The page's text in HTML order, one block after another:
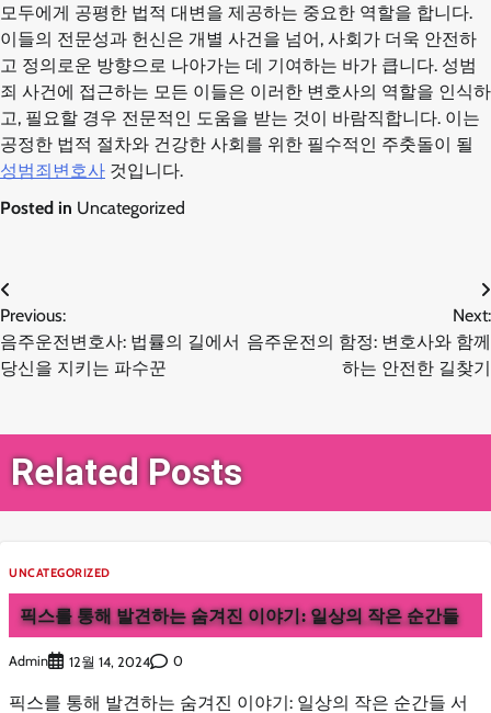
모두에게 공평한 법적 대변을 제공하는 중요한 역할을 합니다.
이들의 전문성과 헌신은 개별 사건을 넘어, 사회가 더욱 안전하
고 정의로운 방향으로 나아가는 데 기여하는 바가 큽니다. 성범
죄 사건에 접근하는 모든 이들은 이러한 변호사의 역할을 인식하
고, 필요할 경우 전문적인 도움을 받는 것이 바람직합니다. 이는
공정한 법적 절차와 건강한 사회를 위한 필수적인 주춧돌이 될
성범죄변호사 것입니다.
Posted in Uncategorized
글
탐
색
Previous:
음주운전변호사: 법률의 길에서
당신을 지키는 파수꾼
Next:
음주운전의 함정: 변호사와 함께
하는 안전한 길찾기
Related Posts
UNCATEGORIZED
픽스를 통해 발견하는 숨겨진 이야기: 일상의 작은 순간들
Admin 12월 14, 2024 0
픽스를 통해 발견하는 숨겨진 이야기: 일상의 작은 순간들 서